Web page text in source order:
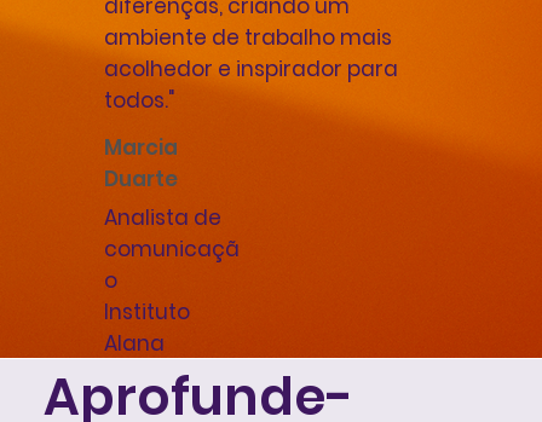
diferenças, criando um
ambiente de trabalho mais
acolhedor e inspirador para
todos."
Marcia
Duarte
Analista de
comunicaçã
o
Instituto
Alana
Aprofunde-